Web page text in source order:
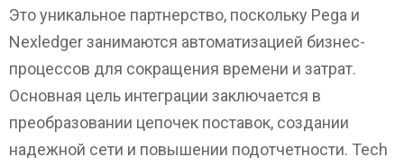
Это уникальное партнерство, поскольку Pega и
Nexledger занимаются автоматизацией бизнес-
процессов для сокращения времени и затрат.
Основная цель интеграции заключается в
преобразовании цепочек поставок, создании
надежной сети и повышении подотчетности. Tech